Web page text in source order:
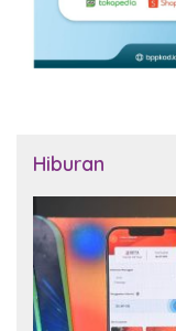
Hiburan